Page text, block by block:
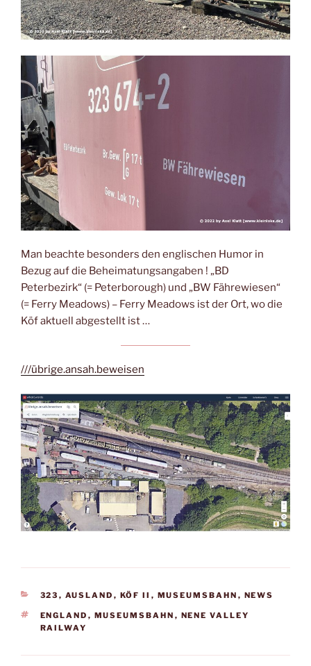
Man beachte besonders den englischen Humor in
Bezug auf die Beheimatungsangaben ! „BD
Peterbezirk“ (= Peterborough) und „BW Fährewiesen“
(= Ferry Meadows) – Ferry Meadows ist der Ort, wo die
Köf aktuell abgestellt ist …
///übrige.ansah.beweisen
KATEGORIEN
323 , AUSLAND , KÖF II , MUSEUMSBAHN , NEWS
SCHLAGWÖRTER
ENGLAND , MUSEUMSBAHN , NENE VALLEY
RAILWAY